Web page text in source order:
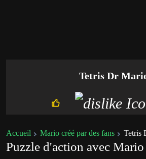
Tetris Dr
Accueil Mario créé par des fans Tetris
Puzzle d'action avec